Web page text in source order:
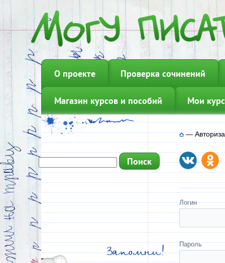
О проекте Проверка сочинений
Магазин курсов и пособий Мои
Запомни!
—
Логин
Пароль